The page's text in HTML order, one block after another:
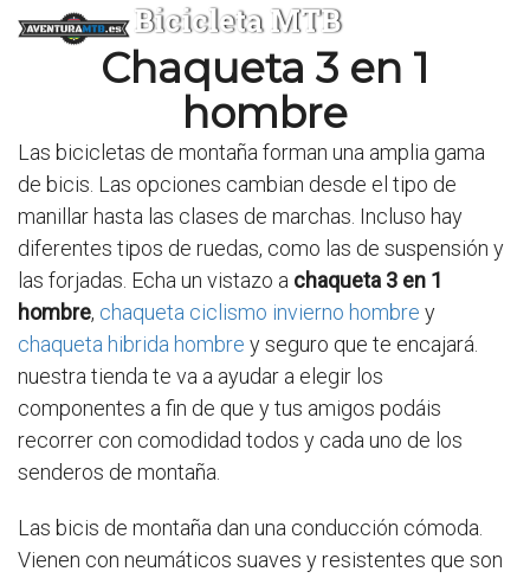
Bicicleta MTB
Chaqueta 3 en 1
hombre
Las bicicletas de montaña forman una amplia gama
de bicis. Las opciones cambian desde el tipo de
manillar hasta las clases de marchas. Incluso hay
diferentes tipos de ruedas, como las de suspensión y
las forjadas. Echa un vistazo a chaqueta 3 en 1
hombre, chaqueta ciclismo invierno hombre y
chaqueta hibrida hombre y seguro que te encajará.
nuestra tienda te va a ayudar a elegir los
componentes a fin de que y tus amigos podáis
recorrer con comodidad todos y cada uno de los
senderos de montaña.
Las bicis de montaña dan una conducción cómoda.
Vienen con neumáticos suaves y resistentes que son